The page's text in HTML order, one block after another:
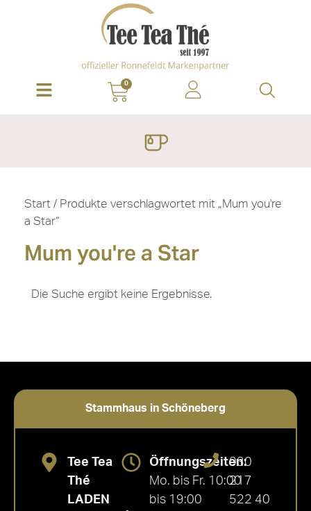
0
Start / Produkte verschlagwortet mit „Mum you're
a Star“
Mum you're a Star
Die Suche ergibt keine Ergebnisse.
Stammhaus in Schöneberg
Tee Tea
Thé
LADEN
Öffnungszeiten:
Mo. bis Fr. 10:00
bis 19:00
030
217
522 40